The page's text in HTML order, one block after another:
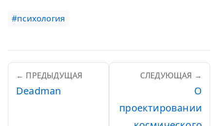
#психология
← ПРЕДЫДУЩАЯ
Deadman
СЛЕДУЮЩАЯ →
О
проектировании